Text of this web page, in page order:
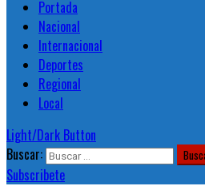
Portada
Nacional
Internacional
Deportes
Regional
Local
Light/Dark Button
Buscar:
Subscribete